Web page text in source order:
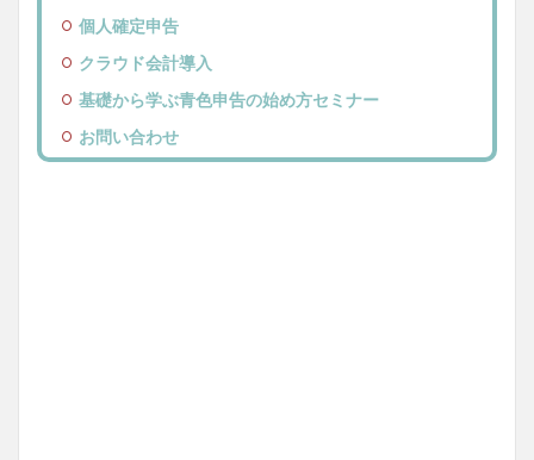
個人確定申告
クラウド会計導入
基礎から学ぶ青色申告の始め方セミナー
お問い合わせ